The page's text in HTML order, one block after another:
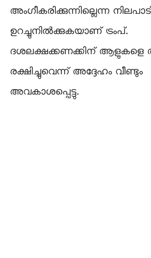
അംഗീകരിക്കുന്നില്ലെന്ന
ഉറച്ചുനിൽക്കുകയാണ് ട്രംപ്.
ദശലക്ഷക്കണക്കിന് ആളുകളെ
രക്ഷിച്ചുവെന്ന് അദ്ദേഹം വീണ്ടും
അവകാശപ്പെട്ടു.